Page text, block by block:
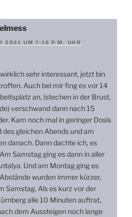
2021 UM 7:16 P.M. UHR
sehr interessant, jetzt bin
Auch bei mir fing es vor 14
an, (stechen in der Brust,
verschwand dann nach 15
Kam noch mal in geringer Dosis
des gleichen Abends und am
danach. Dann dachte ich, es
Samstag ging es dann in aller
Und am Montag ging es
wurden immer kürzer,
Samstag. Als es kurz vor der
alle 10 Minuten auftrat,
dem Aussteigen noch lange